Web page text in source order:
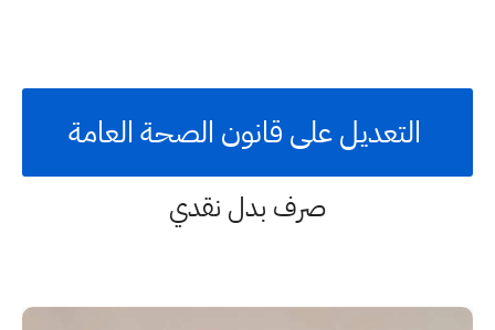
التعديل على قانون الصحة العامة
صرف بدل نقدي